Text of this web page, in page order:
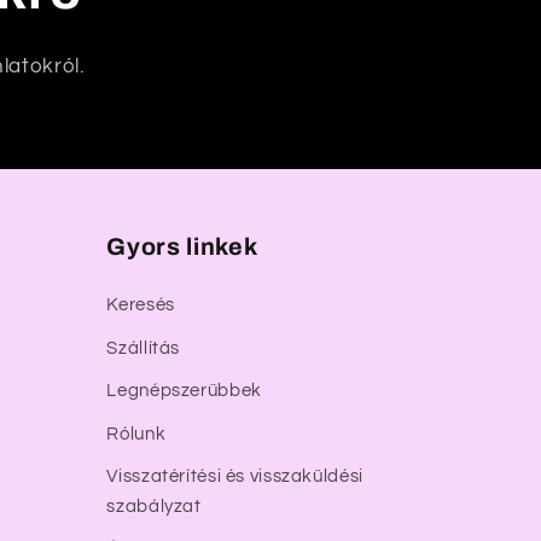
Gyors linkek
Keresés
Szállítás
Legnépszerűbbek
Rólunk
Visszatérítési és visszaküldési
szabályzat